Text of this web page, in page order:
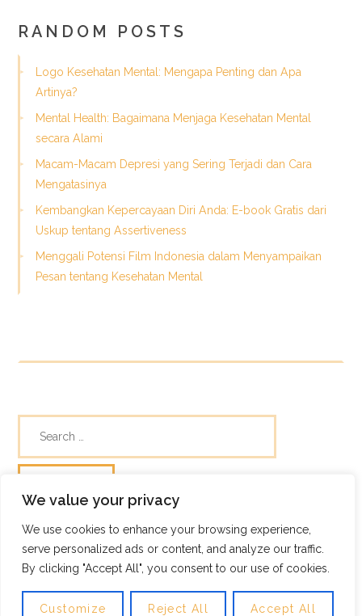
We value your privacy
We use cookies to enhance your browsing experience,
serve personalized ads or content, and analyze our traffic.
By clicking "Accept All", you consent to our use of cookies.
Customize Reject All Accept All
RANDOM POSTS
Logo Kesehatan Mental: Mengapa Penting dan Apa
Artinya?
Mental Health: Bagaimana Menjaga Kesehatan Mental
secara Alami
Macam-Macam Depresi yang Sering Terjadi dan Cara
Mengatasinya
Kembangkan Kepercayaan Diri Anda: E-book Gratis dari
Uskup tentang Assertiveness
Menggali Potensi Film Indonesia dalam Menyampaikan
Pesan tentang Kesehatan Mental